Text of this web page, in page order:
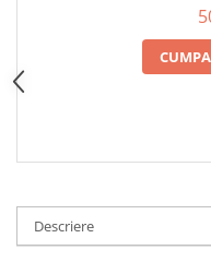
Benzi de Etanșare
Impermeabilizări
Hidroizolații Flexibile
Hidroizolații Bituminoase
Tencuieli și Betoane
Amorse Tencuieli
Descriere